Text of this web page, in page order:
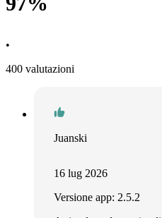
•
400 valutazioni
Juanski
16 lug 2026
Versione app: 2.5.2